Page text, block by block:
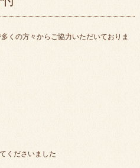
くの方々からご協力いただいておりま
くださいました